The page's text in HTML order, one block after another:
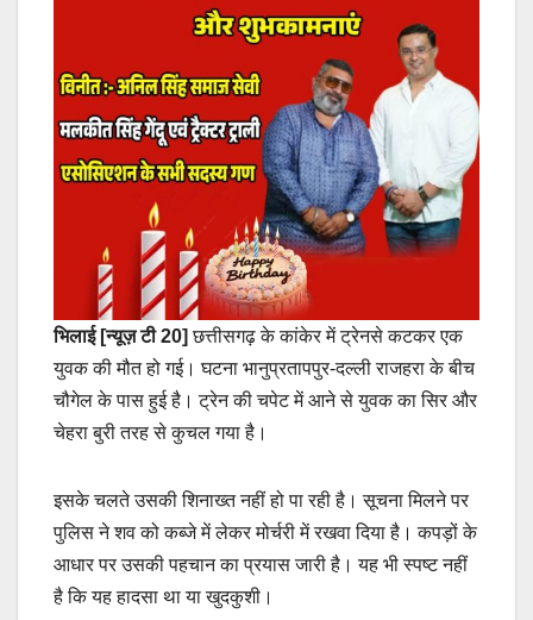
भिलाई [न्यूज़ टी 20] छत्तीसगढ़ के कांकेर में ट्रेनसे कटकर एक
युवक की मौत हो गई। घटना भानुप्रतापपुर-दल्ली राजहरा के बीच
चौगेल के पास हुई है। ट्रेन की चपेट में आने से युवक का सिर और
चेहरा बुरी तरह से कुचल गया है।
इसके चलते उसकी शिनाख्त नहीं हो पा रही है। सूचना मिलने पर
पुलिस ने शव को कब्जे में लेकर मोर्चरी में रखवा दिया है। कपड़ों के
आधार पर उसकी पहचान का प्रयास जारी है। यह भी स्पष्ट नहीं
है कि यह हादसा था या खुदकुशी।